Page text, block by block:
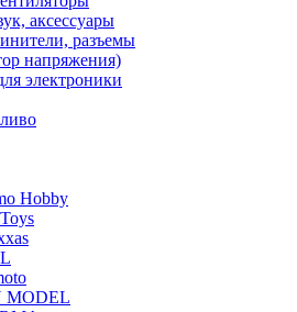
аксессуары
разъемы
напряжения)
электроники
Hobby
MODEL